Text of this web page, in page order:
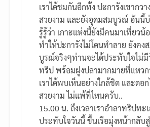
เราได้ชมกันอีกทั้ง ปะการังเขากวา
สวยงาม และยังอุดมสมบูรณ์ อันนี้
รู้รู้ว่า เกาะแห่งนี้ยังมีคนมาเที่ยวน้
ทำให้ปะการังไม่โดนทำลาย ยังคง
บูรณ์จริงๆท่านจะได้ประทับใจไม่
ทริป พร้อมฝูงปลามากมายที่แหวก
เราได้พบเห็นอย่างใกล้ชิด และดอ
สวยงาม ไม่แพ้ที่ไหนครับ..
15.00 น. ถึงเวลาเราอำลาทริปทะ
ประทับใจวันนี้ ขึ้นเรือมุ่งหน้ากลับ